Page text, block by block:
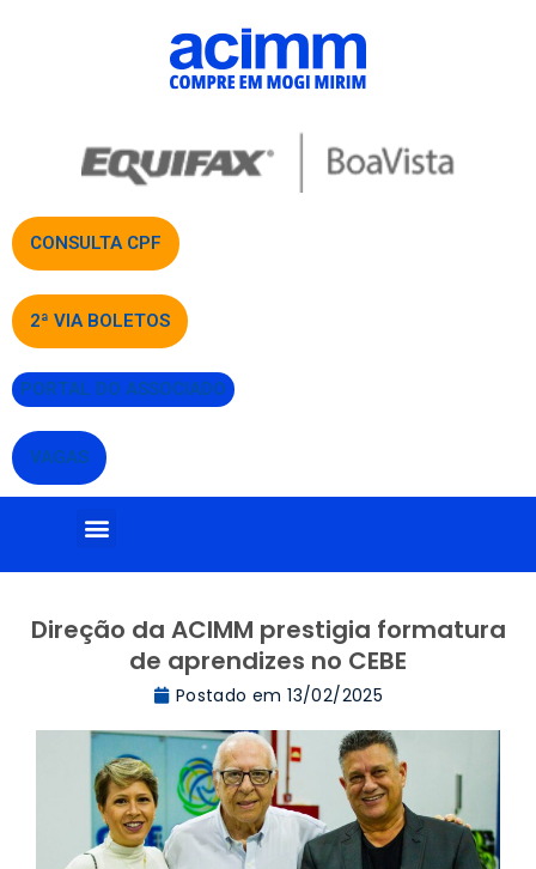
CONSULTA CPF
2ª VIA BOLETOS
PORTAL DO ASSOCIADO
VAGAS
Direção da ACIMM prestigia formatura
de aprendizes no CEBE
Postado em13/02/2025